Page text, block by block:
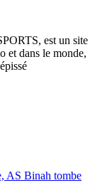
est un site
et dans le monde,
AS Binah tombe